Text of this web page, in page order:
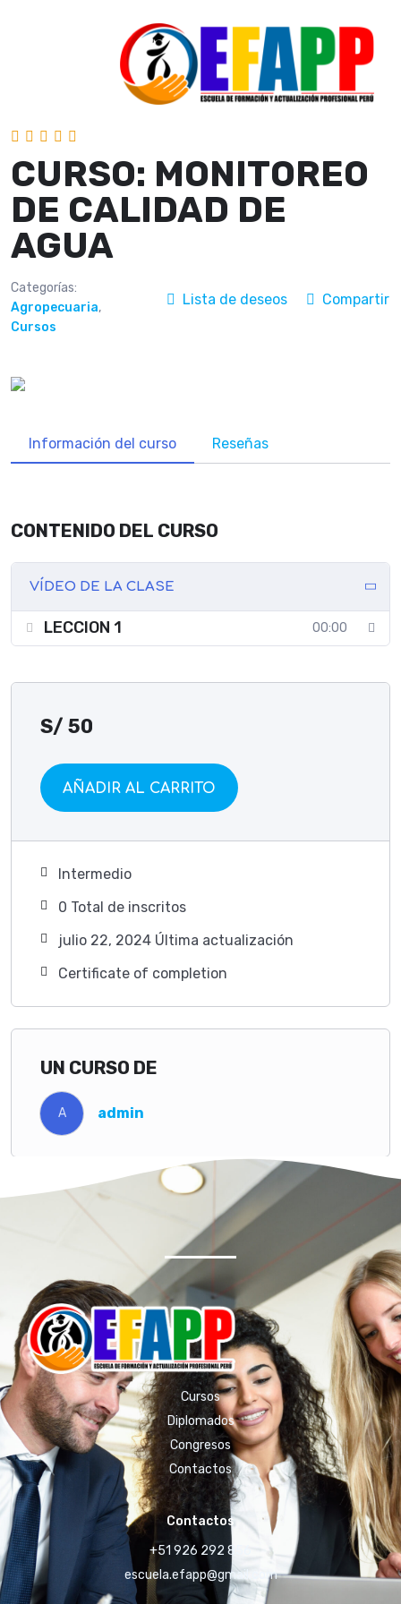
CURSO: MONITOREO
DE CALIDAD DE
AGUA
Categorías:
Agropecuaria,
Cursos
Lista de deseos Compartir
Información del curso Reseñas
CONTENIDO DEL CURSO
VÍDEO DE LA CLASE
LECCION 1 00:00
S/ 50
AÑADIR AL CARRITO
Intermedio
0 TotaI de inscritos
julio 22, 2024 Última actualización
Certificate of completion
UN CURSO DE
A admin
Cursos
Diplomados
Congresos
Contactos
Contactos
+51 926 292 856
escuela.efapp@gmail.com